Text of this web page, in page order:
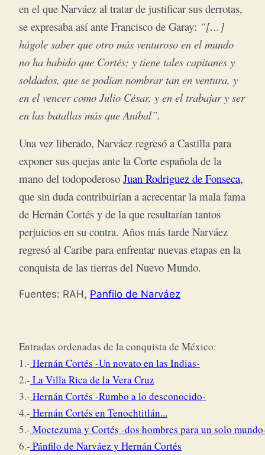
en el que Narváez al tratar de justificar sus derrotas,
se expresaba así ante Francisco de Garay: “[…]
hágole saber que otro más venturoso en el mundo
no ha habido que Cortés; y tiene tales capitanes y
soldados, que se podían nombrar tan en ventura, y
en el vencer como Julio César, y en el trabajar y ser
en las batallas más que Aníbal”.
Una vez liberado, Narváez regresó a Castilla para
exponer sus quejas ante la Corte española de la
mano del todopoderoso Juan Rodriguez de Fonseca,
que sin duda contribuirían a acrecentar la mala fama
de Hernán Cortés y de la que resultarían tantos
perjuicios en su contra. Años más tarde Narváez
regresó al Caribe para enfrentar nuevas etapas en la
conquista de las tierras del Nuevo Mundo.
Fuentes: RAH, Panfilo de Narváez
Entradas ordenadas de la conquista de México:
1.- Hernán Cortés -Un novato en las Indias-
2.- La Villa Rica de la Vera Cruz
3.- Hernán Cortés -Rumbo a lo desconocido-
4.- Hernán Cortés en Tenochtitlán...
5.- Moctezuma y Cortés -dos hombres para un solo
6.- Pánfilo de Narváez y Hernán Cortés